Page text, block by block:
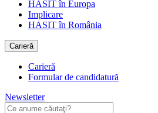
HASIT în Europa
Implicare
HASIT în România
Carieră
Carieră
Formular de candidatură
Newsletter